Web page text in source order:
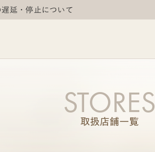
延・停止について
STORES
取扱店舗一覧